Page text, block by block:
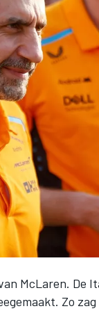
McLaren. De
Zo